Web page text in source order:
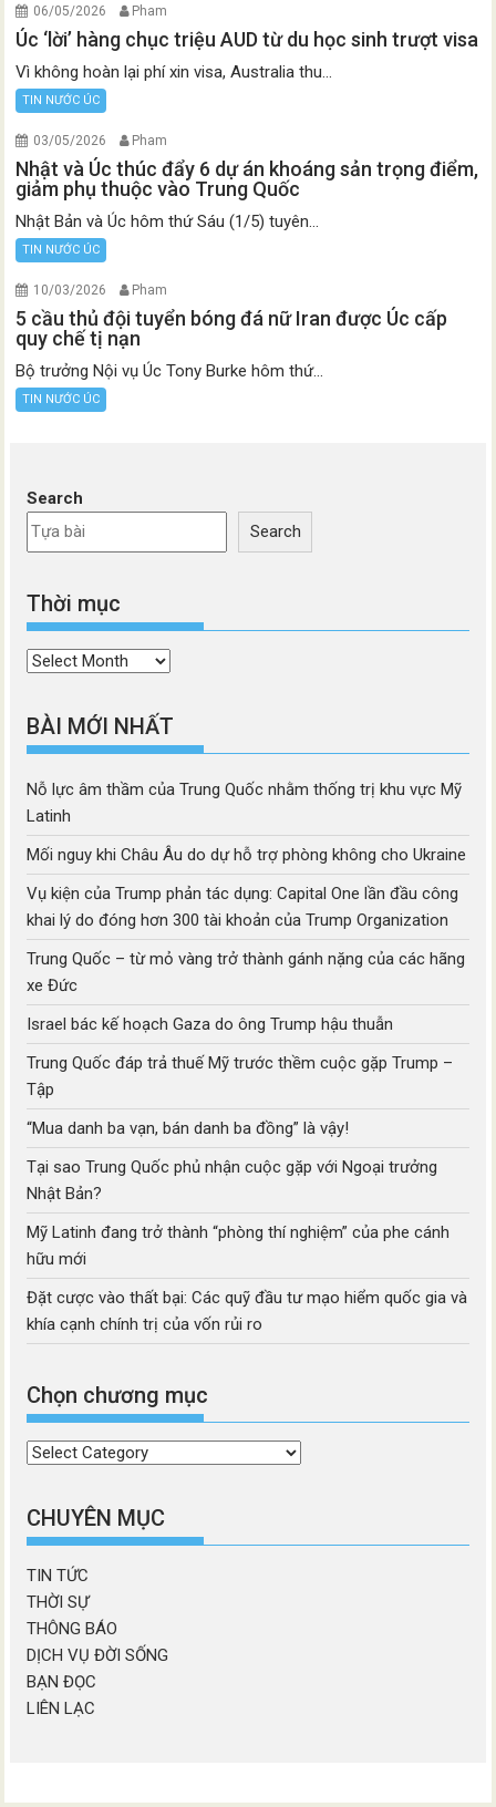
06/05/2026 Pham
Úc ‘lời’ hàng chục triệu AUD từ du học sinh trượt visa
Vì không hoàn lại phí xin visa, Australia thu...
TIN NƯỚC ÚC
03/05/2026 Pham
Nhật và Úc thúc đẩy 6 dự án khoáng sản trọng điểm,
giảm phụ thuộc vào Trung Quốc
Nhật Bản và Úc hôm thứ Sáu (1/5) tuyên...
TIN NƯỚC ÚC
10/03/2026 Pham
5 cầu thủ đội tuyển bóng đá nữ Iran được Úc cấp
quy chế tị nạn
Bộ trưởng Nội vụ Úc Tony Burke hôm thứ...
TIN NƯỚC ÚC
Search
Search
Thời mục
Thời
BÀI MỚI NHẤT
Nỗ lực âm thầm của Trung Quốc nhằm thống trị khu vực Mỹ
Latinh
Mối nguy khi Châu Âu do dự hỗ trợ phòng không cho Ukraine
Vụ kiện của Trump phản tác dụng: Capital One lần đầu công
khai lý do đóng hơn 300 tài khoản của Trump Organization
Trung Quốc – từ mỏ vàng trở thành gánh nặng của các hãng
xe Đức
Israel bác kế hoạch Gaza do ông Trump hậu thuẫn
Trung Quốc đáp trả thuế Mỹ trước thềm cuộc gặp Trump –
Tập
“Mua danh ba vạn, bán danh ba đồng” là vậy!
Tại sao Trung Quốc phủ nhận cuộc gặp với Ngoại trưởng
Nhật Bản?
Mỹ Latinh đang trở thành “phòng thí nghiệm” của phe cánh
hữu mới
Đặt cược vào thất bại: Các quỹ đầu tư mạo hiểm quốc gia và
khía cạnh chính trị của vốn rủi ro
Chọn chương mục
Chọn
mục
CHUYÊN MỤC
TIN TỨC
THỜI SỰ
THÔNG BÁO
DỊCH VỤ ĐỜI SỐNG
BẠN ĐỌC
LIÊN LẠC